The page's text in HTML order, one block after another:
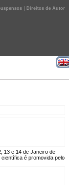
| Direitos de Autor
13 e 14 de Janeiro de
é promovida pelo